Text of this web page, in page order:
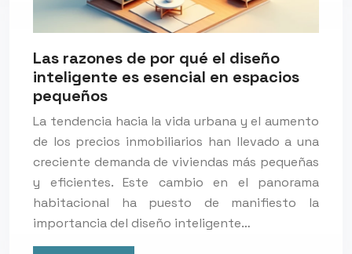
Las razones de por qué el diseño
inteligente es esencial en espacios
pequeños
La tendencia hacia la vida urbana y el aumento
de los precios inmobiliarios han llevado a una
creciente demanda de viviendas más pequeñas
y eficientes. Este cambio en el panorama
habitacional ha puesto de manifiesto la
importancia del diseño inteligente…